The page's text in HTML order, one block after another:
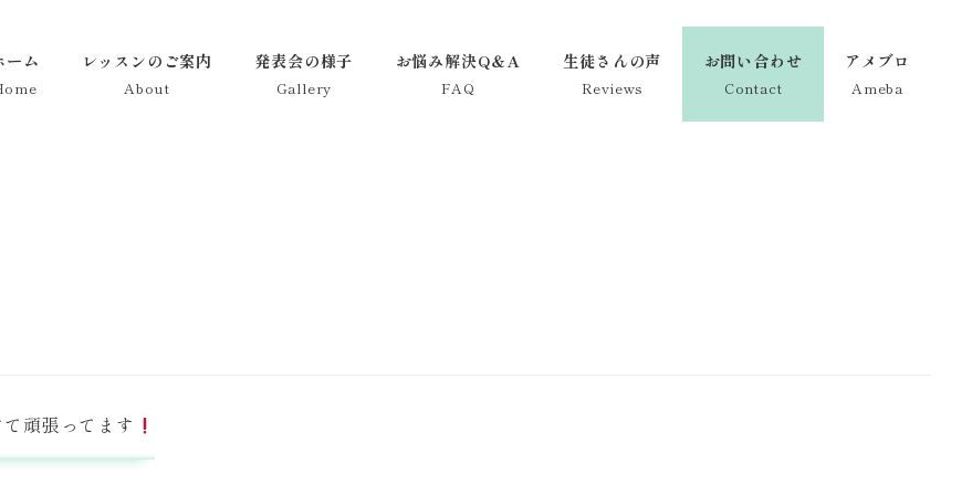
ーム レッスンのご案内
About
発表会の様子
Gallery
お悩み解決Q＆A
FAQ
生徒さんの声
Reviews
お問い合わせ
Contact
アメブロ
Ameba
頑張ってます